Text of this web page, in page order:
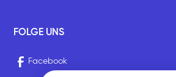
FOLGE UNS
Facebook